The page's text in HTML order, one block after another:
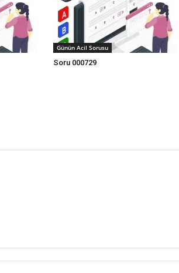
Günün Acil Sorusu
Soru 000729